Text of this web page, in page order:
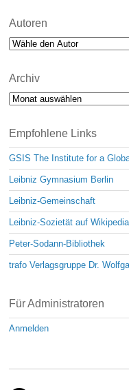
Autoren
Archiv
Archiv
Empfohlene Links
GSIS The Institute for a
Leibniz Gymnasium Berlin
Leibniz-Gemeinschaft
Leibniz-Sozietät auf Wikipedia
Peter-Sodann-Bibliothek
trafo Verlagsgruppe Dr.
Für Administratoren
Anmelden